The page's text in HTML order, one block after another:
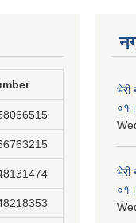
भेरी
भेरी